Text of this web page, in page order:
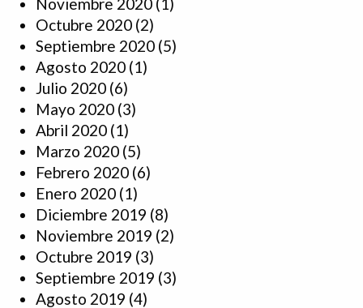
Octubre 2020 (2)
Septiembre 2020 (5)
Agosto 2020 (1)
Julio 2020 (6)
Mayo 2020 (3)
Abril 2020 (1)
Marzo 2020 (5)
Febrero 2020 (6)
Enero 2020 (1)
Diciembre 2019 (8)
Noviembre 2019 (2)
Octubre 2019 (3)
Septiembre 2019 (3)
Agosto 2019 (4)